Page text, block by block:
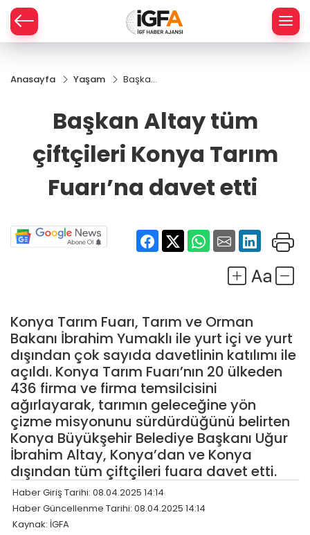
Anasayfa Yaşam
Başkan
çiftçileri
Tarım
Fuarı’na
etti
Başkan Altay tüm
çiftçileri Konya Tarım
Fuarı’na davet etti
Konya Tarım Fuarı, Tarım ve Orman
Bakanı İbrahim Yumaklı ile yurt içi ve yurt
dışından çok sayıda davetlinin katılımı ile
açıldı. Konya Tarım Fuarı’nın 20 ülkeden
436 firma ve firma temsilcisini
ağırlayarak, tarımın geleceğine yön
çizme misyonunu sürdürdüğünü belirten
Konya Büyükşehir Belediye Başkanı Uğur
İbrahim Altay, Konya’dan ve Konya
dışından tüm çiftçileri fuara davet etti.
Haber Giriş Tarihi: 08.04.2025 14:14
Haber Güncellenme Tarihi: 08.04.2025 14:14
Kaynak: İGFA